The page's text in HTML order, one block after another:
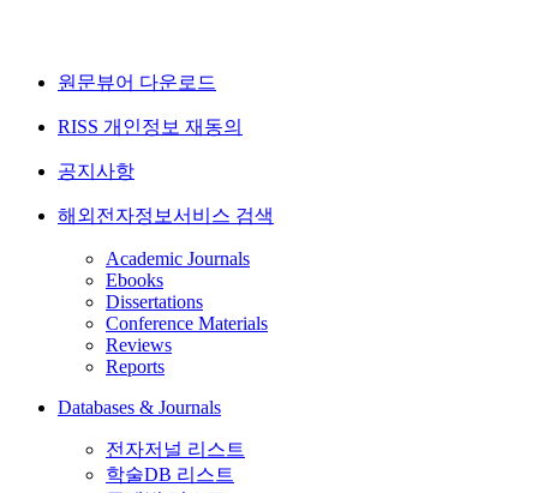
원문뷰어 다운로드
RISS 개인정보 재동의
공지사항
해외전자정보서비스 검색
Academic Journals
Ebooks
Dissertations
Conference Materials
Reviews
Reports
Databases & Journals
전자저널 리스트
학술DB 리스트